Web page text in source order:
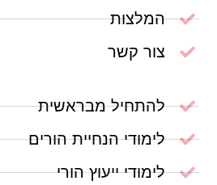
המלצות
צור קשר
להתחיל מבראשית
לימודי הנחיית הורים
לימודי ייעוץ הורי